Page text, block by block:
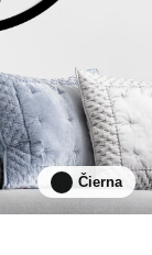
Čierna